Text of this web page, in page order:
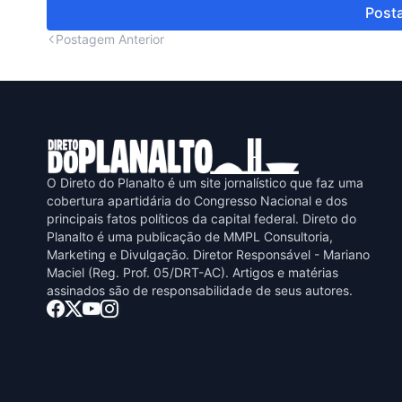
Postagem Anterior
O Direto do Planalto é um site jornalístico que faz uma
cobertura apartidária do Congresso Nacional e dos
principais fatos políticos da capital federal. Direto do
Planalto é uma publicaçāo de MMPL Consultoria,
Marketing e Divulgaçāo. Diretor Responsável - Mariano
Maciel (Reg. Prof. 05/DRT-AC). Artigos e matérias
assinados sāo de responsabilidade de seus autores.